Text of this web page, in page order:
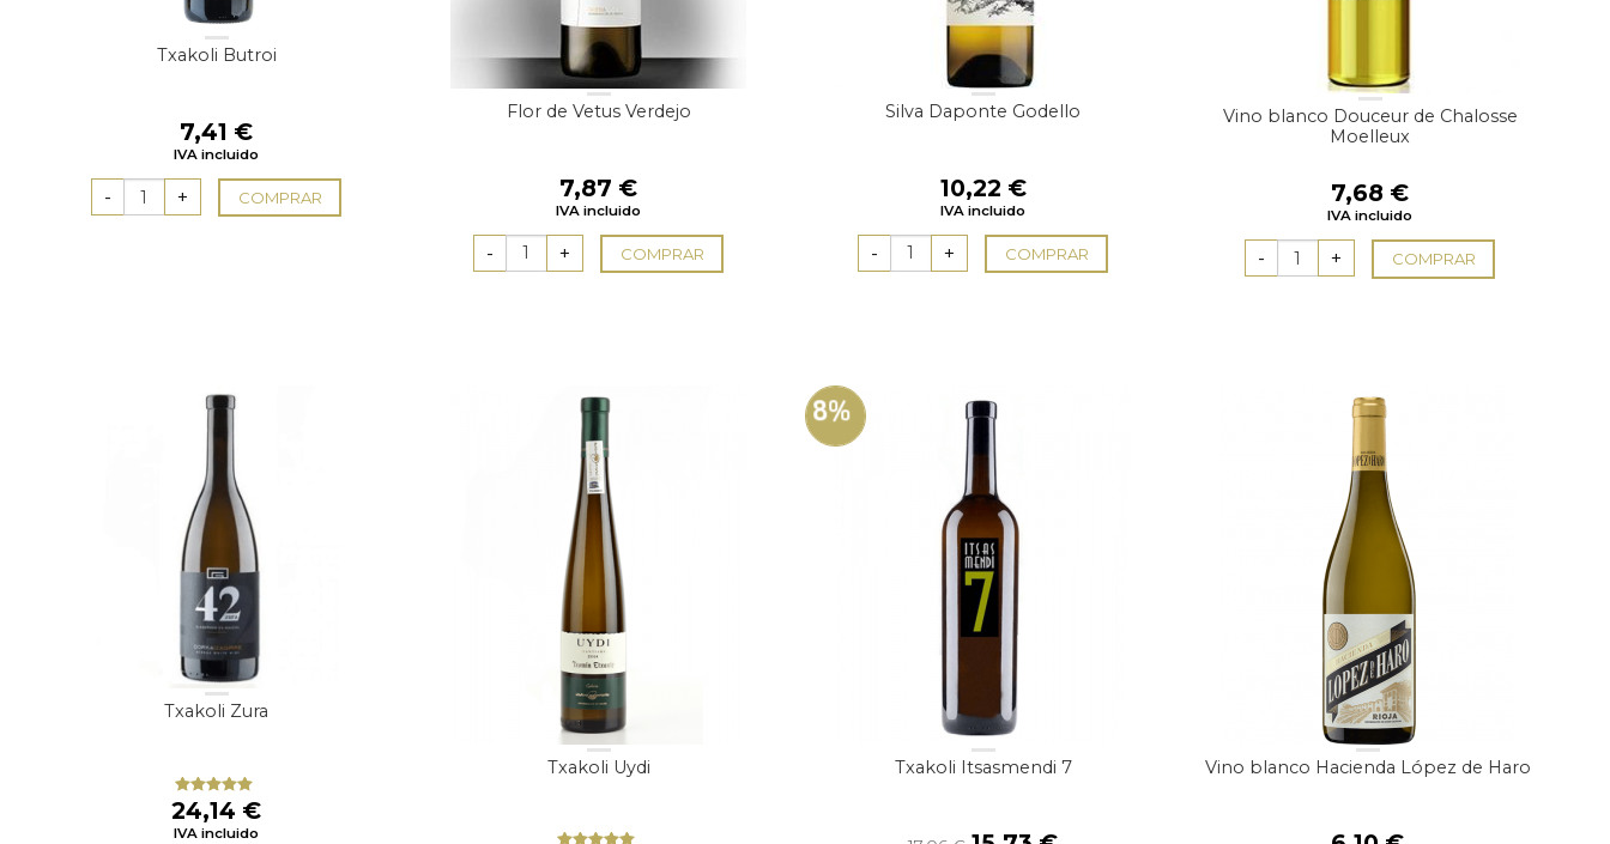
Txakoli Butroi
7,41 €
IVA incluido
COMPRAR
Flor de Vetus Verdejo
7,87 €
IVA incluido
COMPRAR
Silva Daponte Godello
10,22 €
IVA incluido
COMPRAR
Vino blanco Douceur de Chalosse
Moelleux
7,68 €
IVA incluido
COMPRAR
Txakoli Zura
Valorado
con5.00de
5
24,14 €
IVA incluido
Txakoli Uydi
8%
Txakoli Itsasmendi 7 Vino blanco Hacienda López de Haro